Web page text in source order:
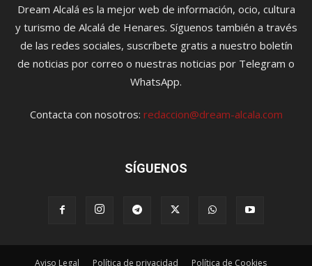
Dream Alcalá es la mejor web de información, ocio, cultura
y turismo de Alcalá de Henares. Síguenos también a través
de las redes sociales, suscríbete gratis a nuestro boletín
de noticias por correo o nuestras noticias por Telegram o
WhatsApp.
Contacta con nosotros: redaccion@dream-alcala.com
SÍGUENOS
Aviso Legal Política de privacidad Política de Cookies